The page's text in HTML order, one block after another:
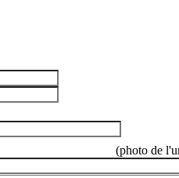
(photo de